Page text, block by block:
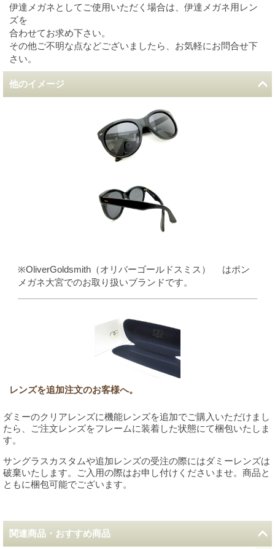
伊達メガネとしてご使用いただく場合は、伊達メガネ用レン
ズを
合わせてお求め下さい。
その他ご不明な点などございましたら、お気軽にお問合せ下
さい。
他のイメージ
※OliverGoldsmith（オリバーゴールドスミス） はポン
メガネ大宮でのお取り扱いブランドです。
レンズを追加注文のお客様へ。
ダミーのクリアレンズに機能レンズを追加でご購入いただけまし
たら、ご注文レンズをフレームに装着した状態にて梱包いたしま
す。
サングラスカスタムや追加レンズの受注の際にはダミーレンズは
破棄いたします。ご入用の際はお申し付けくださいませ。商品と
ともに梱包可能でございます。
関連商品・おすすめ商品